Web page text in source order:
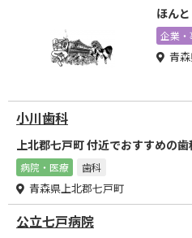
ほん
企業
青
小川歯科
上北郡七戸町 付近でおすすめの歯
病院・医療 歯科
青森県上北郡七戸町
公立七戸病院